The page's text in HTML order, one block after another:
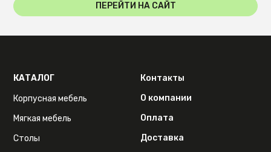
ПЕРЕЙТИ НА САЙТ
КАТАЛОГ
Корпусная мебель
Мягкая мебель
Столы
Контакты
О компании
Оплата
Доставка